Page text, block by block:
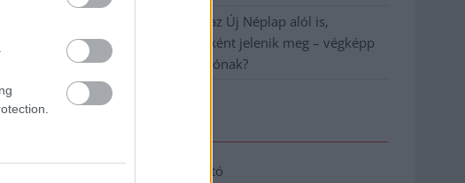
A NER kihúzta a talajt az Új Néplap alól is,
immáron csak hetilapként jelenik meg – végképp
vége a nyomtatott sajtónak?
Adatkezelési tájékoztató